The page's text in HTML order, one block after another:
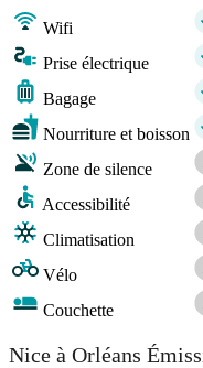
Wifi
Prise électrique
Bagage
Nourriture et boisson
Zone de silence
Accessibilité
Climatisation
Vélo
Couchette
Nice à Orléans